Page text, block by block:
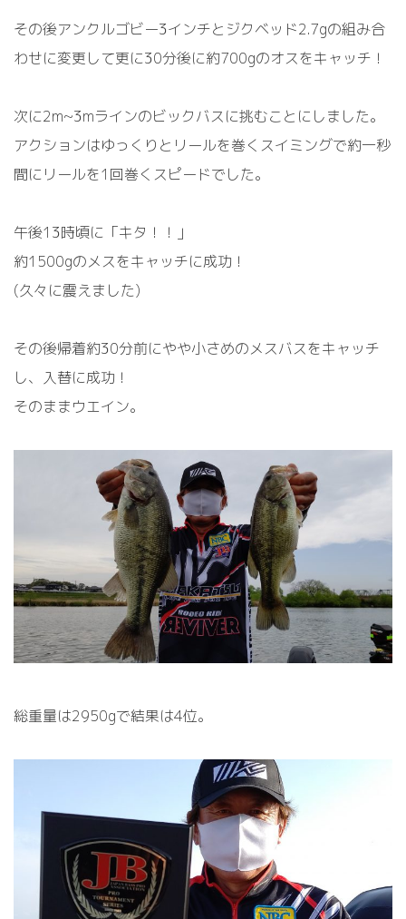
その後アンクルゴビー3インチとジクベッド2.7gの組み合
わせに変更して更に30分後に約700gのオスをキャッチ！
次に2m~3mラインのビックバスに挑むことにしました。
アクションはゆっくりとリールを巻くスイミングで約一秒
間にリールを1回巻くスピードでした。
午後13時頃に「キタ！！」
約1500gのメスをキャッチに成功！
(久々に震えました)
その後帰着約30分前にやや小さめのメスバスをキャッチ
し、入替に成功！
そのままウエイン。
総重量は2950gで結果は4位。